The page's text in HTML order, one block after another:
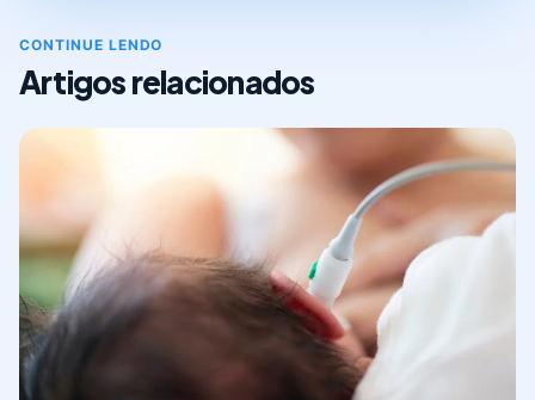
CONTINUE LENDO
Artigos relacionados